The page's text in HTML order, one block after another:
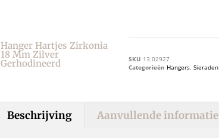
Hanger Hartjes Zirkonia
18 Mm Zilver
Gerhodineerd SKU 13.02927
Categorieën Hangers, Sieraden
Beschrijving Aanvullende informatie